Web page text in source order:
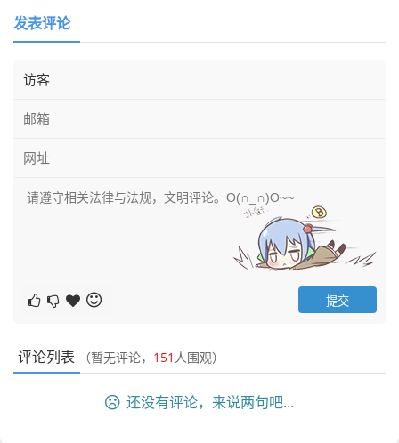
发表评论
评论列表 （暂无评论， 151 人围观）
还没有评论，来说两句吧...